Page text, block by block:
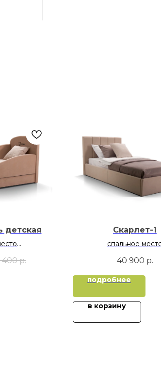
детская
400 р.
Скарлет-1
спальное
120х200
40 900 р.
подробнее
в корзину